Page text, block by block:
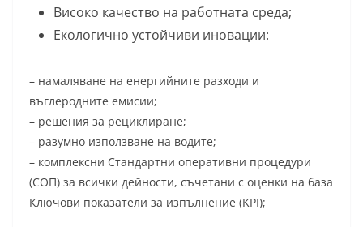
Високо качество на работната среда;
Екологично устойчиви иновации:
– намаляване на енергийните разходи и
въглеродните емисии;
– решения за рециклиране;
– разумно използване на водите;
– комплексни Стандартни оперативни процедури
(СОП) за всички дейности, съчетани с оценки на база
Ключови показатели за изпълнение (KPI);